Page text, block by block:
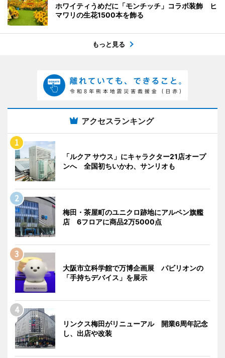
ホワイティうめだに「モンチッチ」コラボ装飾 ヒ
マワリの生花1500本を飾る
もっと見る
アクセスランキング
「ルクア サウス」にキャラクター21店オープ
ンへ 全国初ちいかわ、サンリオも
梅田・茶屋町のユニクロ跡地にアルペン旗艦
店 6フロアに商品2万5000点
大阪市立科学館で万博企画展 パビリオンの
「手持ちデバイス」を展示
リンクス梅田がリニューアル 開業6周年記念
し、出店や改装